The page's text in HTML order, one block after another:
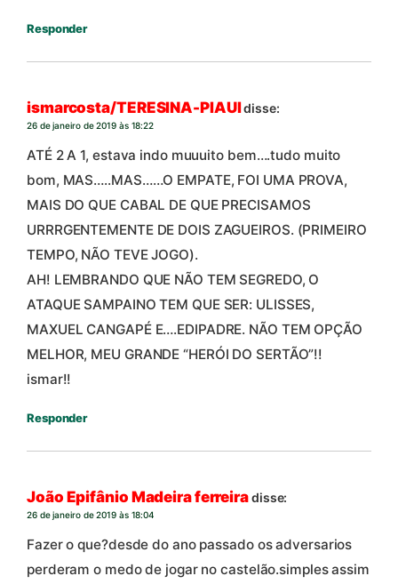
Responder
ismarcosta/TERESINA-PIAUIdisse:
26 de janeiro de 2019 às 18:22
ATÉ 2 A 1, estava indo muuuito bem….tudo muito
bom, MAS…..MAS……O EMPATE, FOI UMA PROVA,
MAIS DO QUE CABAL DE QUE PRECISAMOS
URRRGENTEMENTE DE DOIS ZAGUEIROS. (PRIMEIRO
TEMPO, NÃO TEVE JOGO).
AH! LEMBRANDO QUE NÃO TEM SEGREDO, O
ATAQUE SAMPAINO TEM QUE SER: ULISSES,
MAXUEL CANGAPÉ E….EDIPADRE. NÃO TEM OPÇÃO
MELHOR, MEU GRANDE “HERÓI DO SERTÃO”!!
ismar!!
Responder
João Epifânio Madeira ferreiradisse:
26 de janeiro de 2019 às 18:04
Fazer o que?desde do ano passado os adversarios
perderam o medo de jogar no castelão.simples assim